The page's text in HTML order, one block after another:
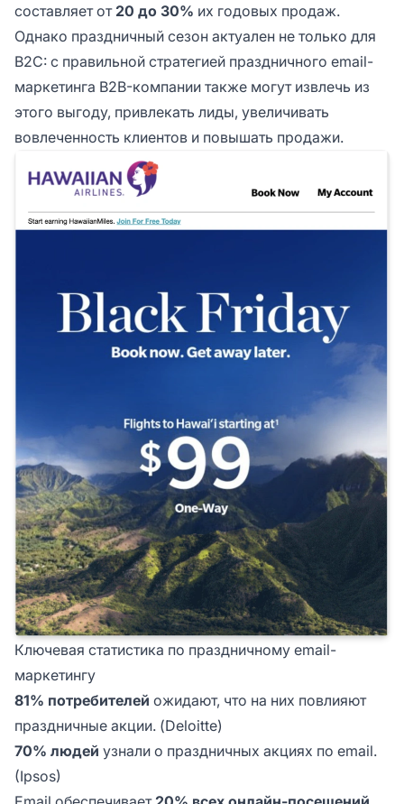
составляет от 20 до 30% их годовых продаж.
Однако праздничный сезон актуален не только для
B2C: с правильной стратегией праздничного email-
маркетинга B2B-компании также могут извлечь из
этого выгоду, привлекать лиды, увеличивать
вовлеченность клиентов и повышать продажи.
Ключевая статистика по праздничному email-
маркетингу
81% потребителей ожидают, что на них повлияют
праздничные акции. (Deloitte)
70% людей узнали о праздничных акциях по email.
(Ipsos)